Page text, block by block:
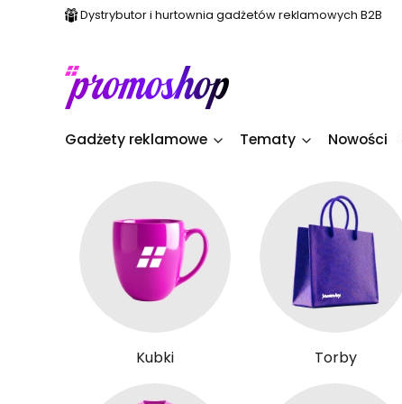
Dystrybutor i hurtownia gadżetów reklamowych B2B
Gadżety reklamowe Tematy Nowości
Kubki Torby